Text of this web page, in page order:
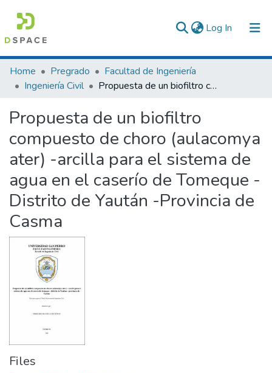
Log In (current)
Communities & Collections
All of DSpace
Statistics
Home Pregrado
Facultad de Ingeniería
Ingeniería Civil
Propuesta de un biofiltro compuesto de choro (aulacomya ater) -arcilla para el sistema de agua en el caserío de Tomeque - Distrito de Yaután -Provincia de Casma
Propuesta de un biofiltro
compuesto de choro (aulacomya
ater) -arcilla para el sistema de
agua en el caserío de Tomeque -
Distrito de Yaután -Provincia de
Casma
Files